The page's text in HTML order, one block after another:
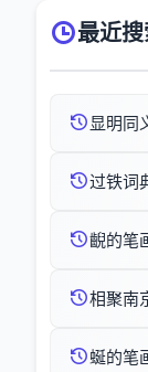
最近
显明同
过铁词
齯的笔
相聚南
蜒的笔